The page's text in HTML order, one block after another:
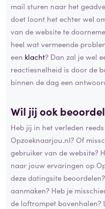
mail sturen naar het
doet loont het echter wel
van de website te
heel wat vermeende
een klacht? Dan zal je wel
reactiesnelheid is door de
binnen de dag een
Wil jij ook
Heb jij in het verleden
Opzoeknaarjou.nl? Of
gebruiker van de website?
naar jouw ervaringen op
deze datingsite
aanmaken? Heb je
de loftrompet bovenhalen?